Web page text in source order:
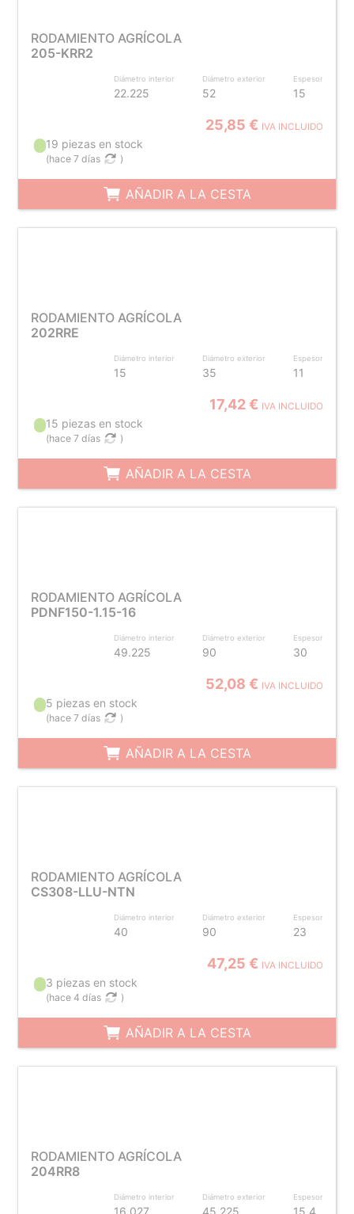
RODAMIENTO AGRÍCOLA
205-KRR2
Diámetro interior
22.225
Diámetro exterior
52
Espesor
15
25,85 € IVA INCLUIDO
19 piezas en stock
(hace 7 días )
AÑADIR A LA CESTA
RODAMIENTO AGRÍCOLA
202RRE
Diámetro interior
15
Diámetro exterior
35
Espesor
11
17,42 € IVA INCLUIDO
15 piezas en stock
(hace 7 días )
AÑADIR A LA CESTA
RODAMIENTO AGRÍCOLA
PDNF150-1.15-16
Diámetro interior
49.225
Diámetro exterior
90
Espesor
30
52,08 € IVA INCLUIDO
5 piezas en stock
(hace 7 días )
AÑADIR A LA CESTA
RODAMIENTO AGRÍCOLA
CS308-LLU-NTN
Diámetro interior
40
Diámetro exterior
90
Espesor
23
47,25 € IVA INCLUIDO
3 piezas en stock
(hace 4 días )
AÑADIR A LA CESTA
RODAMIENTO AGRÍCOLA
204RR8
Diámetro interior
16.027
Diámetro exterior
45.225
Espesor
15.4